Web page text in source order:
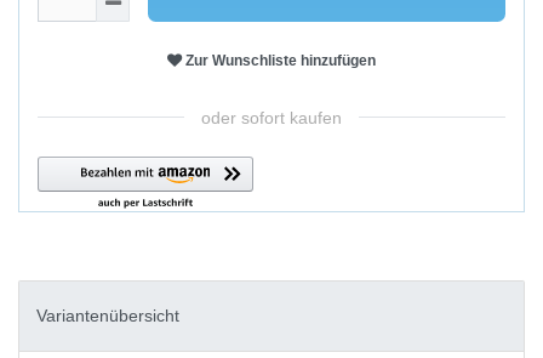
Zur Wunschliste hinzufügen
oder sofort kaufen
Variantenübersicht